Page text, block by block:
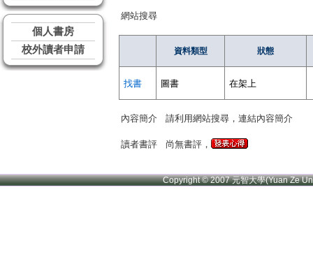
個人書房
校外讀者申請
網站搜尋
資料類型 狀態
找書 圖書 在架上
內容簡介 請利用網站搜尋，連結內容簡介
讀者書評 尚無書評，
Copyright © 2007 元智大學(Yuan Ze